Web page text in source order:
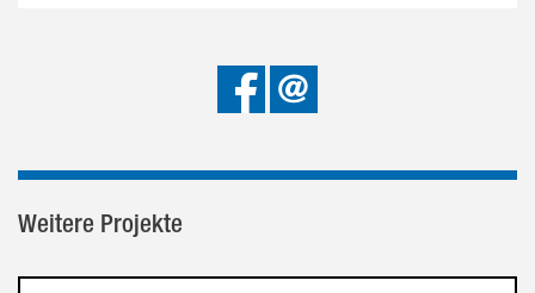
Bei
Facebook
Weitere Projekte